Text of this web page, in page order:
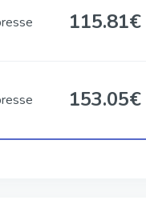
115.81€
153.05€